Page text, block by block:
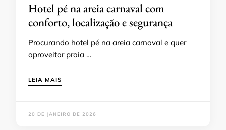
Hotel pé na areia carnaval com
conforto, localização e segurança
Procurando hotel pé na areia carnaval e quer
aproveitar praia …
LEIA MAIS
20 DE JANEIRO DE 2026